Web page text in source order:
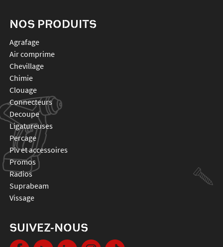
NOS PRODUITS
agrafage
air comprime
chevillage
chimie
clouage
connecteurs
decoupe
ligatureuses
percage
plv et accessoires
promos
radios
suprabeam
vissage
SUIVEZ-NOUS